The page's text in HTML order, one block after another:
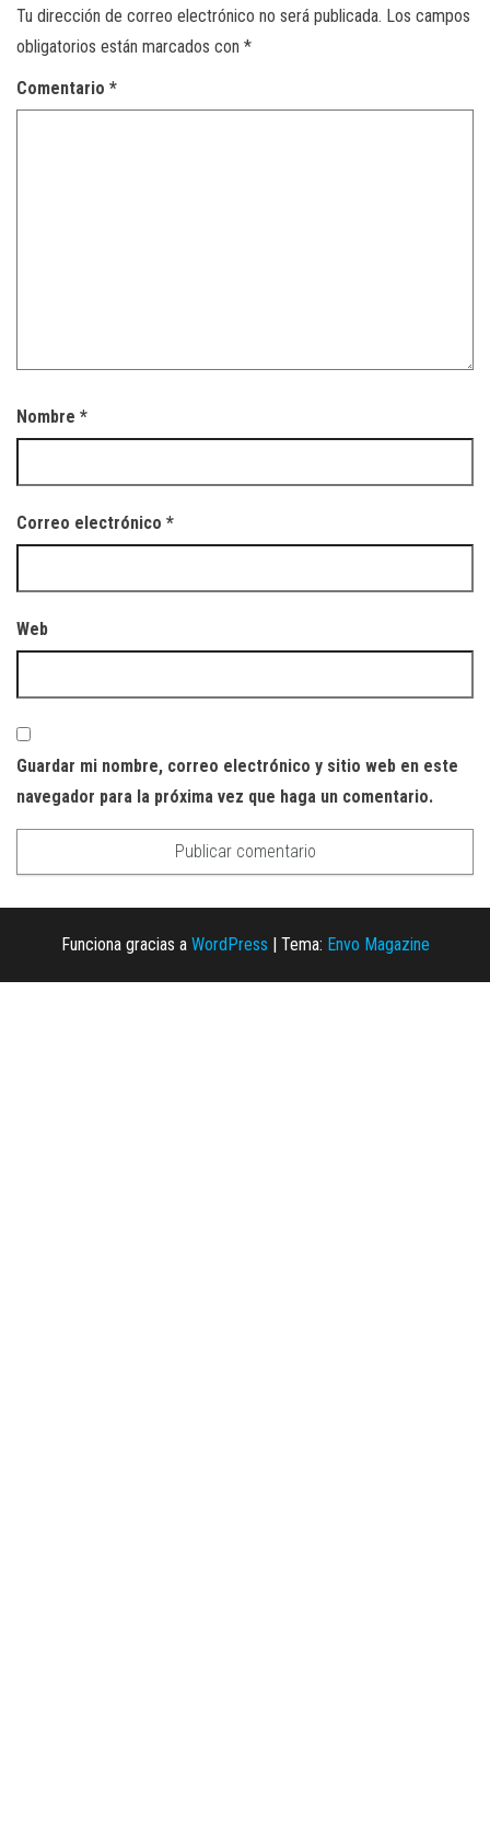
Tu dirección de correo electrónico no será publicada. Los campos
obligatorios están marcados con *
Comentario *
Nombre *
Correo electrónico *
Web
Guardar mi nombre, correo electrónico y sitio web en este
navegador para la próxima vez que haga un comentario.
Funciona gracias a WordPress Tema: Envo Magazine